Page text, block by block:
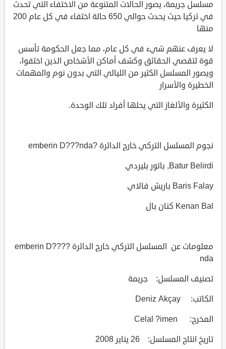
مسلسل جريمة، يصور الحالات المتنوعة من الاختفاء التي تحدث
في تركيا حيث يحدث حوالي 650 حالة اختفاء في كل عام 200
منها
لا يعرف عنهم شيء في كل عام، مما جعل الحكومة تأسس
قوة لتقصي الحقائق وكشف أماكن الأشخاص الذين اختفوا،
ويصور المسلسل الكثير من الليالي التي بدون نوم والمهمات
الخطيرة والأسرار
الكثيرة والألغاز التي يحلها أفراد تلك الوحدة.
نجوم المسلسل التركي خارج الدائرة ?emberin D???nda
Batur Belirdi, باتور بليردي
Baris Falay باريش فالاي
Kenan Bal كنان بال
معلومات عن المسلسل التركي خارج الدائرة ?emberin D???
nda
تصنيف المسلسل: جريمة
الكاتب: Deniz Akçay
المخرج: Celal ?imen
تاريخ انتاج المسلسل: 26 يناير 2008